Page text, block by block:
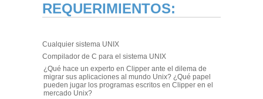
REQUERIMIENTOS:
Cualquier sistema UNIX
Compilador de C para el sistema UNIX
¿Qué hace un experto en Clipper ante el dilema de
migrar sus aplicaciones al mundo Unix? ¿Qué papel
pueden jugar los programas escritos en Clipper en el
mercado Unix?